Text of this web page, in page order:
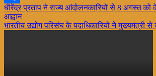
Share
Post
navigation
धीरेंद्र प्रताप ने राज्य आंदोलनकारियों से 8 अगस्त को
आह्वान
भारतीय उद्योग परिसंघ के पदाधिकारियों ने मुख्यमंत्री